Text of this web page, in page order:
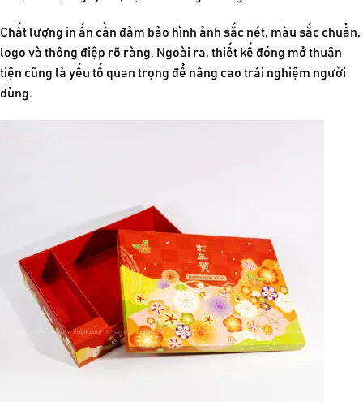
Chất lượng in ấn cần đảm bảo hình ảnh sắc nét, màu sắc chuẩn,
logo và thông điệp rõ ràng. Ngoài ra, thiết kế đóng mở thuận
tiện cũng là yếu tố quan trọng để nâng cao trải nghiệm người
dùng.